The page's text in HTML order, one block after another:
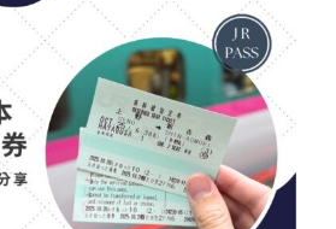
，鏟起完全不費力也不沾貓砂
乾淨與清潔上十分easy！